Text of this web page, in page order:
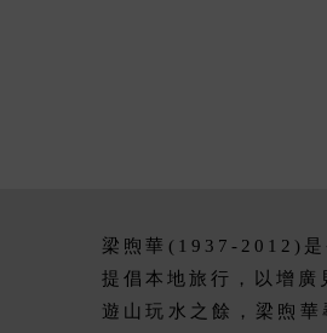
梁煦華(1937-2012)是
提倡本地旅行，以增
遊山玩水之餘，梁煦